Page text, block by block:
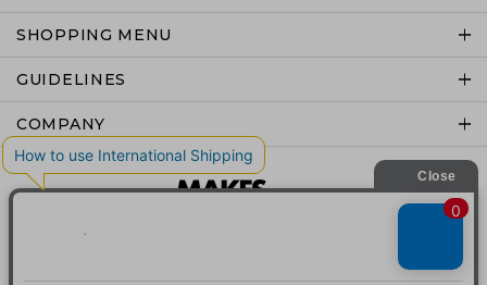
SHOPPING MENU
GUIDELINES
COMPANY